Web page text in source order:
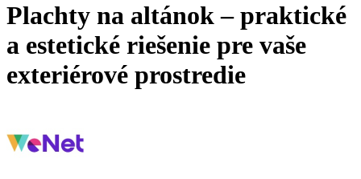
Plachty na altánok – praktické
a estetické riešenie pre vaše
exteriérové prostredie